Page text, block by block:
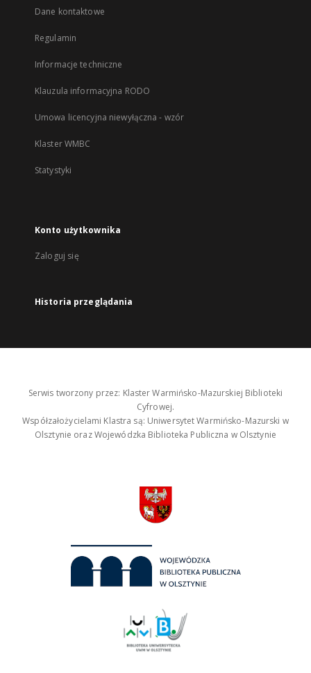
Dane kontaktowe
Regulamin
Informacje techniczne
Klauzula informacyjna RODO
Umowa licencyjna niewyłączna - wzór
Klaster WMBC
Statystyki
Konto użytkownika
Zaloguj się
Historia przeglądania
Serwis tworzony przez: Klaster Warmińsko-Mazurskiej Biblioteki
Cyfrowej.
Współzałożycielami Klastra są: Uniwersytet Warmińsko-Mazurski w
Olsztynie oraz Wojewódzka Biblioteka Publiczna w Olsztynie